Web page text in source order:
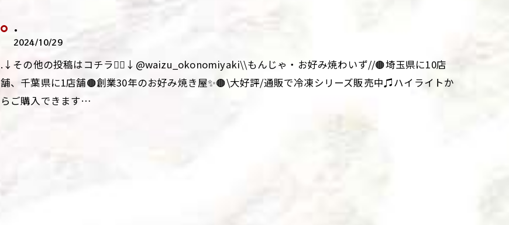
.
2024/10/29
.↓その他の投稿はコチラ💁‍♀️↓@waizu_okonomiyaki\\もんじゃ・お好み焼わいず//🟤埼玉県に10店
舗、千葉県に1店舗🟤創業30年のお好み焼き屋✨🟤\大好評/通販で冷凍シリーズ販売中♫ハイライトか
らご購入できます…